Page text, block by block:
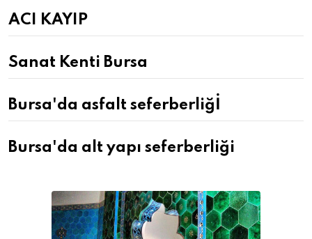
ACI KAYIP
Sanat Kenti Bursa
Bursa'da asfalt seferberliğİ
Bursa'da alt yapı seferberliği